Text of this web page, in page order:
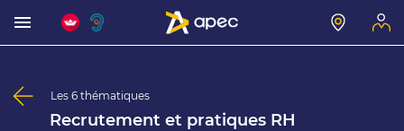
Les 6 thématiques
Recrutement et pratiques RH